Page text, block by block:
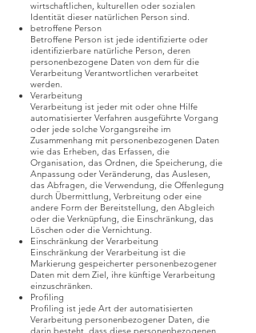
wirtschaftlichen, kulturellen oder sozialen
Identität dieser natürlichen Person sind.
betroffene Person
Betroffene Person ist jede identifizierte oder
identifizierbare natürliche Person, deren
personenbezogene Daten von dem für die
Verarbeitung Verantwortlichen verarbeitet
werden.
Verarbeitung
Verarbeitung ist jeder mit oder ohne Hilfe
automatisierter Verfahren ausgeführte Vorgang
oder jede solche Vorgangsreihe im
Zusammenhang mit personenbezogenen Daten
wie das Erheben, das Erfassen, die
Organisation, das Ordnen, die Speicherung, die
Anpassung oder Veränderung, das Auslesen,
das Abfragen, die Verwendung, die Offenlegung
durch Übermittlung, Verbreitung oder eine
andere Form der Bereitstellung, den Abgleich
oder die Verknüpfung, die Einschränkung, das
Löschen oder die Vernichtung.
Einschränkung der Verarbeitung
Einschränkung der Verarbeitung ist die
Markierung gespeicherter personenbezogener
Daten mit dem Ziel, ihre künftige Verarbeitung
einzuschränken.
Profiling
Profiling ist jede Art der automatisierten
Verarbeitung personenbezogener Daten, die
darin besteht, dass diese personenbezogenen